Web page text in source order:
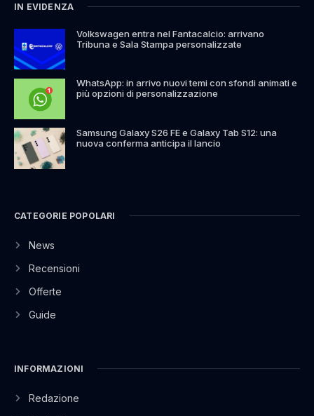
IN EVIDENZA
Volkswagen entra nel Fantacalcio: arrivano
Tribuna e Sala Stampa personalizzate
WhatsApp: in arrivo nuovi temi con sfondi animati e
più opzioni di personalizzazione
Samsung Galaxy S26 FE e Galaxy Tab S12: una
nuova conferma anticipa il lancio
CATEGORIE POPOLARI
News
Recensioni
Offerte
Guide
INFORMAZIONI
Redazione